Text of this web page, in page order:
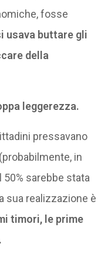
fosse
usava buttare gli
della
leggerezza.
pressavano
in
50% sarebbe stata
sua realizzazione è
timori, le prime